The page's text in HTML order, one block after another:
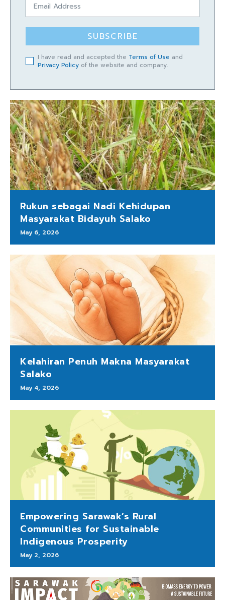
SUBSCRIBE
I have read and accepted the Terms of Use and
Privacy Policy of the website and company.
Rukun sebagai Nadi Kehidupan
Masyarakat Bidayuh Salako
May 6, 2026
Kelahiran Penuh Makna Masyarakat
Salako
May 4, 2026
Empowering Sarawak’s Rural
Communities for Sustainable
Indigenous Prosperity
May 2, 2026